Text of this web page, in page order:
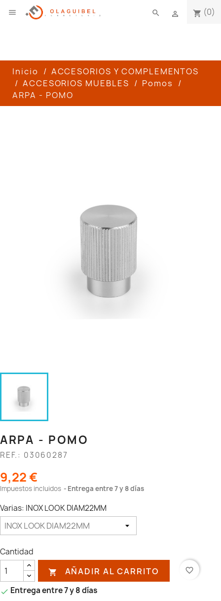
 shopping_cart (0)

search
Inicio
ACCESORIOS Y COMPLEMENTOS
ACCESORIOS MUEBLES
Pomos
ARPA - POMO
ARPA - POMO
REF.: 03060287
9,22 €
Impuestos incluidos Entrega entre 7 y 8 días
Varias: INOX LOOK DIAM22MM
Cantidad
 AÑADIR AL CARRITO favorite_border
 Entrega entre 7 y 8 días